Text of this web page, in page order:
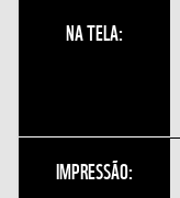
NA TELA:
IMPRESSÃO: